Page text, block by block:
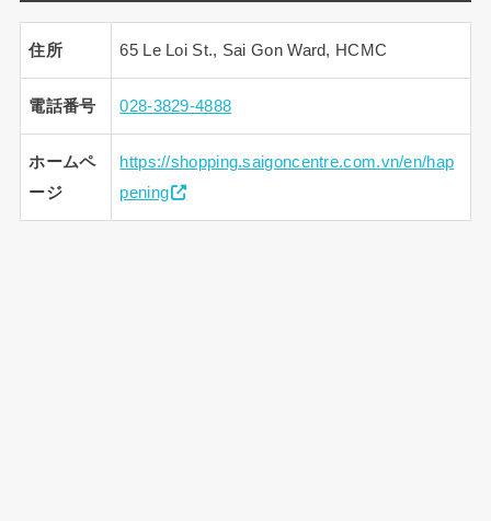
住所 65 Le Loi St., Sai Gon Ward, HCMC
電話番号 028-3829-4888
ホームペ
ージ
https://shopping.saigoncentre.com.vn/en/hap
pening